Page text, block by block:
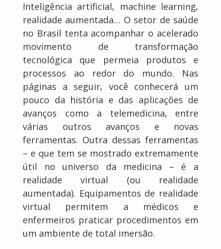
Inteligência artificial, machine learning,
realidade aumentada… O setor de saúde
no Brasil tenta acompanhar o acelerado
movimento de transformação
tecnológica que permeia produtos e
processos ao redor do mundo. Nas
páginas a seguir, você conhecerá um
pouco da história e das aplicações de
avanços como a telemedicina, entre
várias outros avanços e novas
ferramentas. Outra dessas ferramentas
– e que tem se mostrado extremamente
útil no universo da medicina – é a
realidade virtual (ou realidade
aumentada). Equipamentos de realidade
virtual permitem a médicos e
enfermeiros praticar procedimentos em
um ambiente de total imersão.